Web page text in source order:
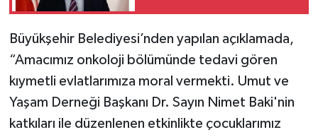
Büyükşehir Belediyesi’nden yapılan açıklamada,
“Amacımız onkoloji bölümünde tedavi gören
kıymetli evlatlarımıza moral vermekti. Umut ve
Yaşam Derneği Başkanı Dr. Sayın Nimet Baki'nin
katkıları ile düzenlenen etkinlikte çocuklarımız